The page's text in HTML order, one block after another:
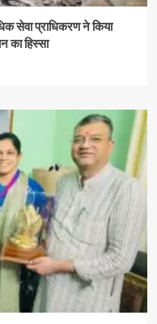
सेवा प्राधिकरण ने किया
का हिस्सा